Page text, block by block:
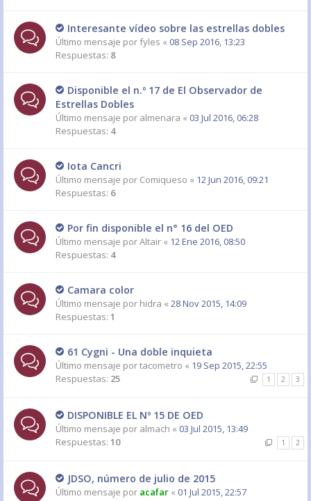
Interesante vídeo sobre las estrellas dobles
Último mensaje porfyles « 08 Sep 2016, 13:23
Respuestas: 8
Disponible el n.º 17 de El Observador de
Estrellas Dobles
Último mensaje por almenara « 03 Jul 2016, 06:28
Respuestas: 4
Iota Cancri
Último mensaje por Comiqueso « 12 Jun 2016, 09:21
Respuestas: 6
Por fin disponible el n° 16 del OED
Último mensaje porAltair « 12 Ene 2016, 08:50
Respuestas: 4
Camara color
Último mensaje por hidra « 28 Nov 2015, 14:09
Respuestas: 1
61 Cygni - Una doble inquieta
Último mensaje portacometro « 19 Sep 2015, 22:55
Respuestas: 25 1 2 3
DISPONIBLE EL Nº 15 DE OED
Último mensaje por almach « 03 Jul 2015, 13:49
Respuestas: 10 1 2
JDSO, número de julio de 2015
Último mensaje por acafar « 01 Jul 2015, 22:57